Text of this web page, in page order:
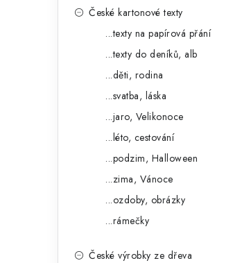
České kartonové texty
...texty na papírová přání
...texty do deníků, alb
...děti, rodina
...svatba, láska
...jaro, Velikonoce
...léto, cestování
...podzim, Halloween
...zima, Vánoce
...ozdoby, obrázky
...rámečky
České výrobky ze dřeva